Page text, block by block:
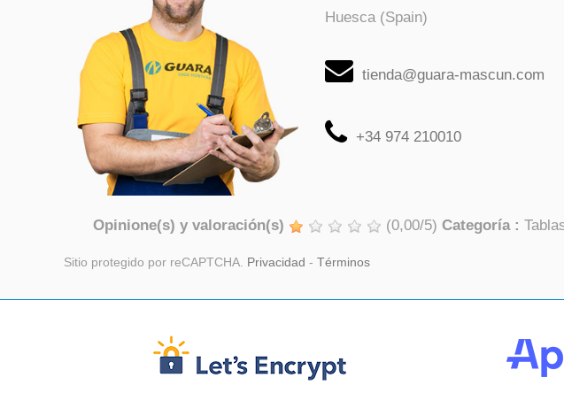
Huesca (Spain)
tienda@guara-mascun.com
+34 974 210010
Opinione(s) y valoración(s) (0,00/5) Categoría :
Sitio protegido por reCAPTCHA. Privacidad - Términos